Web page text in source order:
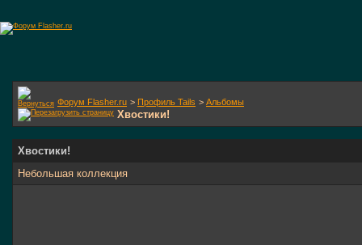
Форум Flasher.ru > Профиль Tails > Альбомы
Хвостики!
Хвостики!
Небольшая коллекция